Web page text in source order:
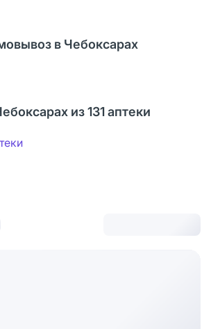
в Чебоксарах
из 131 аптеки